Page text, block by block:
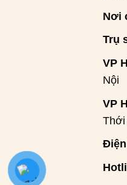
Nơi
Trụ
VP
Nội
VP
Thới